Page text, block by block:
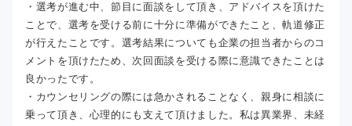
・選考が進む中、節目に面談をして頂き、アドバイスを頂けた
ことで、選考を受ける前に十分に準備ができたこと、軌道修正
が行えたことです。選考結果についても企業の担当者からのコ
メントを頂けたため、次回面談を受ける際に意識できたことは
良かったです。
・カウンセリングの際には急かされることなく、親身に相談に
乗って頂き、心理的にも支えて頂けました。私は異業界、未経